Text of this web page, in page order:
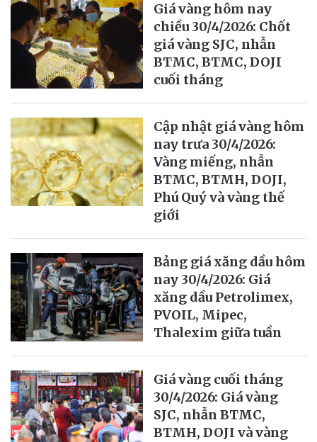
Giá vàng hôm nay
chiều 30/4/2026: Chốt
giá vàng SJC, nhẫn
BTMC, BTMC, DOJI
cuối tháng
Cập nhật giá vàng hôm
nay trưa 30/4/2026:
Vàng miếng, nhẫn
BTMC, BTMH, DOJI,
Phú Quý và vàng thế
giới
Bảng giá xăng dầu hôm
nay 30/4/2026: Giá
xăng dầu Petrolimex,
PVOIL, Mipec,
Thalexim giữa tuần
Giá vàng cuối tháng
30/4/2026: Giá vàng
SJC, nhẫn BTMC,
BTMH, DOJI và vàng